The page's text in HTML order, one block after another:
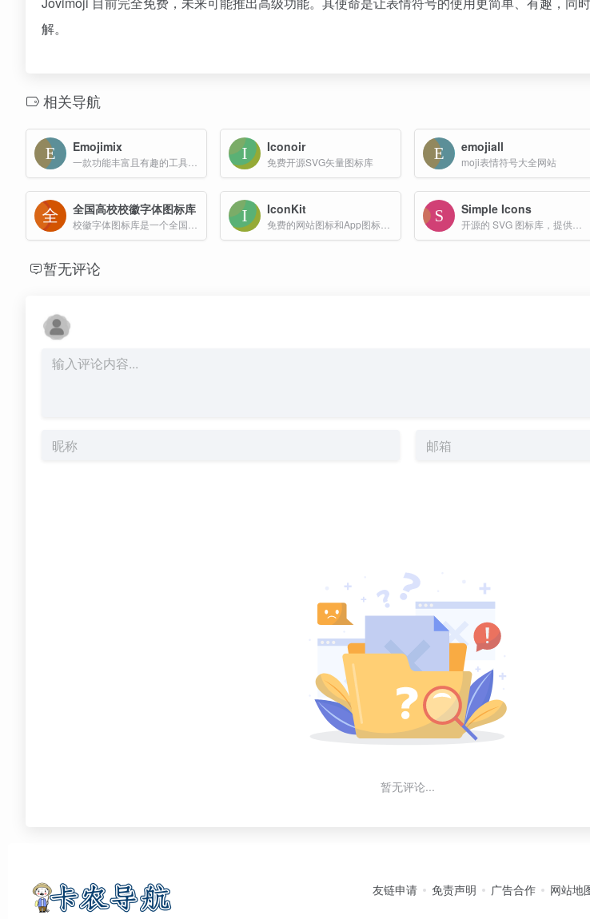
解。
相关导航
Emojimix Iconoir
免费开源SVG矢量图标库
emojiall
moji表情符号大全网站
全国高校校徽字体图标库 IconKit Simple Icons
开源的 SVG 图标库，提供超过 3000 种知名品牌图标的免费访问权限
暂无评论
暂无评论...
友链申请 免责声明 广告合作 网站地